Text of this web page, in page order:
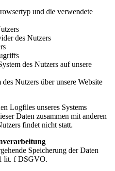
und die verwendete
des Nutzers
des Nutzers auf unsere
Nutzers über unsere Website
Logfiles unseres Systems
Daten zusammen mit anderen
findet nicht statt.
Speicherung der Daten
lit. f DSGVO.